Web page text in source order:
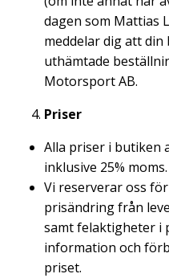
dagen som Mattias
meddelar dig att din
uthämtade
Motorsport AB.
Priser
Alla priser i butiken
inklusive 25% moms.
Vi reserverar oss
prisändring från
samt felaktigheter i
information och
priset.